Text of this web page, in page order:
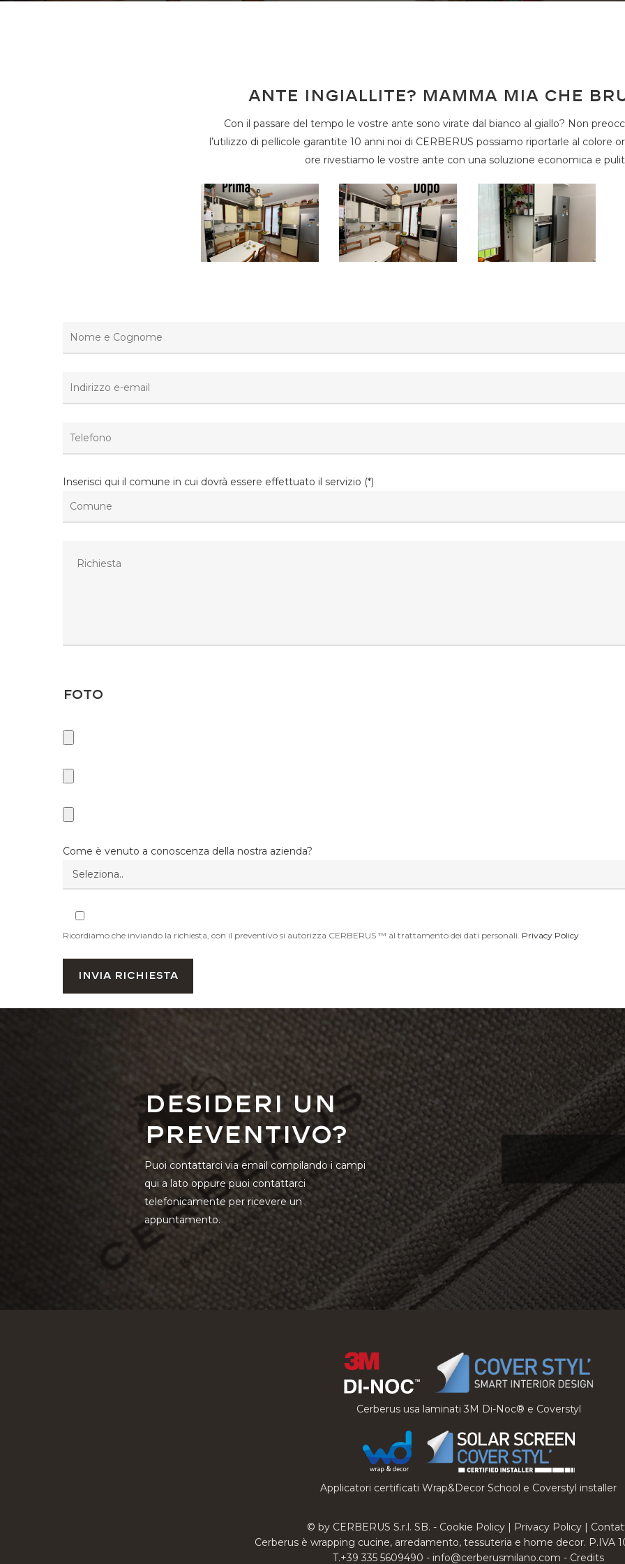
Ante ingiallite? Mamma mia che
Con il passare del tempo le vostre ante sono virate dal bianco al giallo? Non
l’utilizzo di pellicole garantite 10 anni noi di CERBERUS possiamo riportarle al colore
ore rivestiamo le vostre ante con una soluzione economica e
Inserisci qui il comune in cui dovrà essere effettuato il servizio (*)
Foto
Come è venuto a conoscenza della nostra azienda?
Ricordiamo che inviando la richiesta, con il preventivo si autorizza CERBERUS ™ al trattamento dei dati personali. Privacy Policy
Desideri un
preventivo?
Puoi contattarci via email compilando i campi
qui a lato oppure puoi contattarci
telefonicamente per ricevere un
appuntamento.
Cerberus usa laminati 3M Di-Noc® e Coverstyl
Applicatori certificati Wrap&Decor School e Coverstyl installer
© by CERBERUS S.r.l. SB. - Cookie Policy| Privacy Policy|
Cerberus è wrapping cucine, arredamento, tessuteria e home decor. P.IVA
T.+39 335 5609490 - info@cerberusmilano.com - Credits